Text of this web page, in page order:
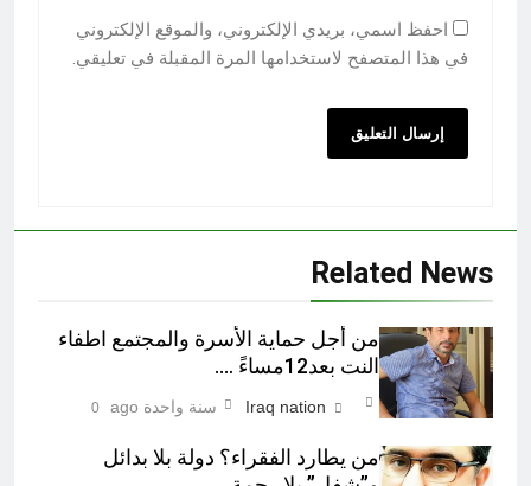
احفظ اسمي، بريدي الإلكتروني، والموقع الإلكتروني
في هذا المتصفح لاستخدامها المرة المقبلة في تعليقي.
Related News
من أجل حماية الأسرة والمجتمع اطفاء
النت بعد12مساءً ….
Iraq nation سنة واحدة ago 0
من يطارد الفقراء؟ دولة بلا بدائل